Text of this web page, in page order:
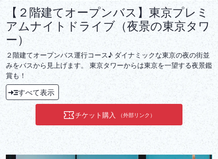
【２階建てオープンバス】東京プレミ
アムナイトドライブ（夜景の東京タワ
ー）
２階建てオープンバス運行コース♪ ダイナミックな東京の夜の街並
みをバスから見上げます。 東京タワーからは東京を一望する夜景鑑
賞も！
すべて表示
チケット購入 （外部リンク）